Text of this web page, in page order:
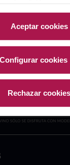
de
a nuestra
Aceptar cookies
Configurar cookies
Rechazar cookies